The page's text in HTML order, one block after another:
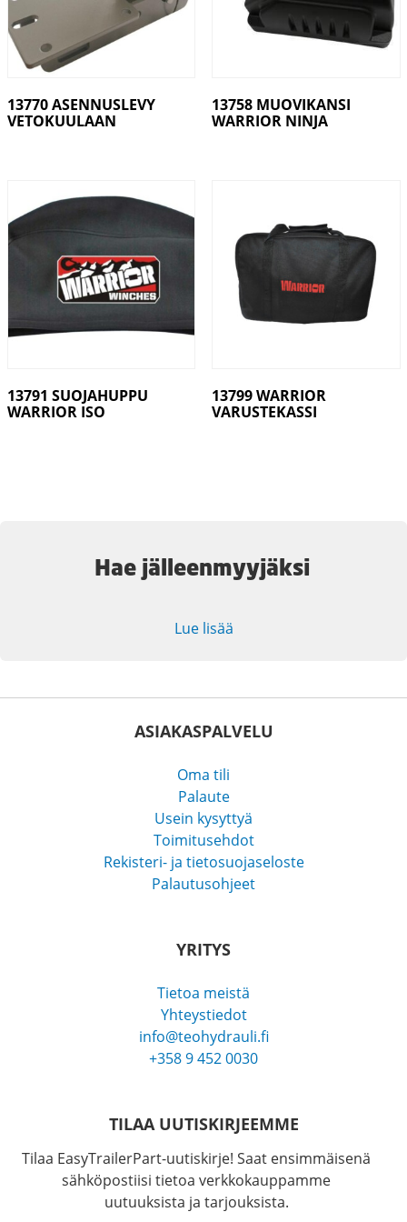
13770 ASENNUSLEVY
VETOKUULAAN
13758 MUOVIKANSI
WARRIOR NINJA
13791 SUOJAHUPPU
WARRIOR ISO
13799 WARRIOR
VARUSTEKASSI
Hae jälleenmyyjäksi
Lue lisää
ASIAKASPALVELU
Oma tili
Palaute
Usein kysyttyä
Toimitusehdot
Rekisteri- ja tietosuojaseloste
Palautusohjeet
YRITYS
Tietoa meistä
Yhteystiedot
info@teohydrauli.fi
+358 9 452 0030
TILAA UUTISKIRJEEMME
Tilaa EasyTrailerPart-uutiskirje! Saat ensimmäisenä
sähköpostiisi tietoa verkkokauppamme
uutuuksista ja tarjouksista.